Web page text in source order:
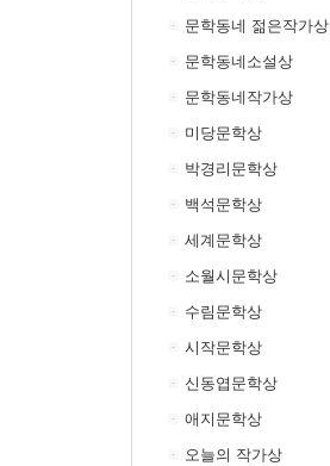
문학동네 젊은작가상
문학동네소설상
문학동네작가상
미당문학상
박경리문학상
백석문학상
세계문학상
소월시문학상
수림문학상
시작문학상
신동엽문학상
애지문학상
오늘의 작가상